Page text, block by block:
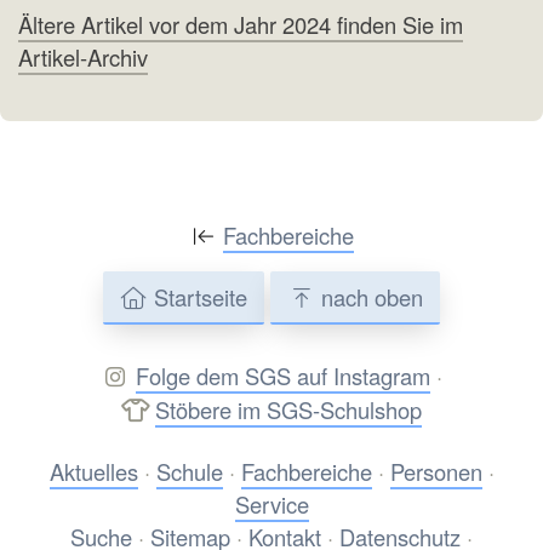
Ältere Artikel vor dem Jahr 2024 finden Sie im
Artikel-Archiv
Fachbereiche
Startseite
nach oben
Folge dem SGS auf Instagram ·
Stöbere im SGS-Schulshop
Aktuelles· Schule· Fachbereiche· Personen ·
Service
Suche · Sitemap · Kontakt · Datenschutz ·